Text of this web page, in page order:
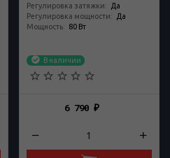
Регулировка затяжки:
Да
Регулировка мощности:
Да
Мощность: 80 Вт
В наличии
6 790 ₽